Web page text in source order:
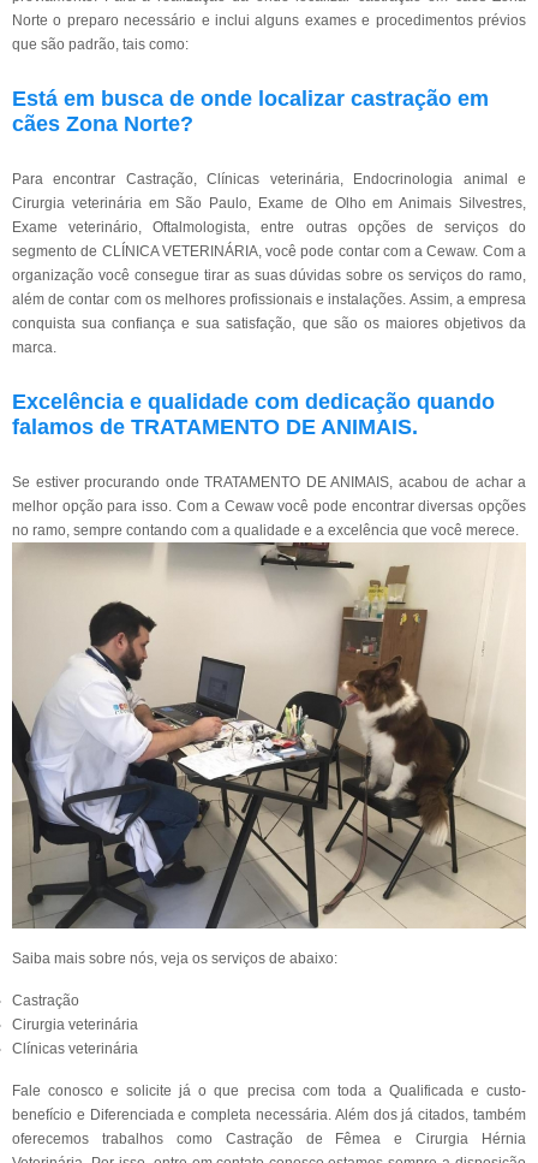
Norte o preparo necessário e inclui alguns exames e procedimentos prévios
que são padrão, tais como:
Está em busca de onde localizar castração em
cães Zona Norte?
Para encontrar Castração, Clínicas veterinária, Endocrinologia animal e
Cirurgia veterinária em São Paulo, Exame de Olho em Animais Silvestres,
Exame veterinário, Oftalmologista, entre outras opções de serviços do
segmento de CLÍNICA VETERINÁRIA, você pode contar com a Cewaw. Com a
organização você consegue tirar as suas dúvidas sobre os serviços do ramo,
além de contar com os melhores profissionais e instalações. Assim, a empresa
conquista sua confiança e sua satisfação, que são os maiores objetivos da
marca.
Excelência e qualidade com dedicação quando
falamos de TRATAMENTO DE ANIMAIS.
Se estiver procurando onde TRATAMENTO DE ANIMAIS, acabou de achar a
melhor opção para isso. Com a Cewaw você pode encontrar diversas opções
no ramo, sempre contando com a qualidade e a excelência que você merece.
Saiba mais sobre nós, veja os serviços de abaixo:
Castração
Cirurgia veterinária
Clínicas veterinária
Fale conosco e solicite já o que precisa com toda a Qualificada e custo-
benefício e Diferenciada e completa necessária. Além dos já citados, também
oferecemos trabalhos como Castração de Fêmea e Cirurgia Hérnia